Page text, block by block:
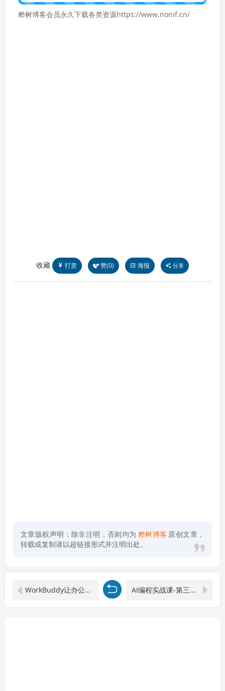
桦树博客会员永久下载各类资源https://www.nonif.cn/
收藏 打赏 赞(0) 海报 分享
文章版权声明：除非注明，否则均为 桦树博客 原创文章，
转载或复制请以超链接形式并注明出处。
WorkBuddy让办公效率翻倍！会议纪要+PPT+Excel一键生成，80%重复工作AI自动干 AI编程实战课-第三期-6月更新：零基础从创意到变现，覆盖全品类产品开发，把想法变成赚钱项目